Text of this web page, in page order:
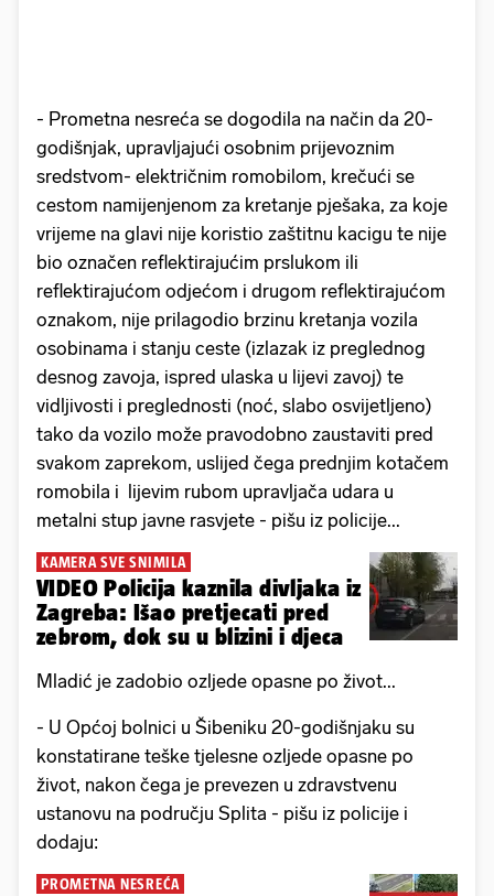
- Prometna nesreća se dogodila na način da 20-
godišnjak, upravljajući osobnim prijevoznim
sredstvom- električnim romobilom, krečući se
cestom namijenjenom za kretanje pješaka, za koje
vrijeme na glavi nije koristio zaštitnu kacigu te nije
bio označen reflektirajućim prslukom ili
reflektirajućom odjećom i drugom reflektirajućom
oznakom, nije prilagodio brzinu kretanja vozila
osobinama i stanju ceste (izlazak iz preglednog
desnog zavoja, ispred ulaska u lijevi zavoj) te
vidljivosti i preglednosti (noć, slabo osvijetljeno)
tako da vozilo može pravodobno zaustaviti pred
svakom zaprekom, uslijed čega prednjim kotačem
romobila i lijevim rubom upravljača udara u
metalni stup javne rasvjete - pišu iz policije...
KAMERA SVE SNIMILA
VIDEO Policija kaznila divljaka iz
Zagreba: Išao pretjecati pred
zebrom, dok su u blizini i djeca
Mladić je zadobio ozljede opasne po život...
- U Općoj bolnici u Šibeniku 20-godišnjaku su
konstatirane teške tjelesne ozljede opasne po
život, nakon čega je prevezen u zdravstvenu
ustanovu na području Splita - pišu iz policije i
dodaju:
PROMETNA NESREĆA